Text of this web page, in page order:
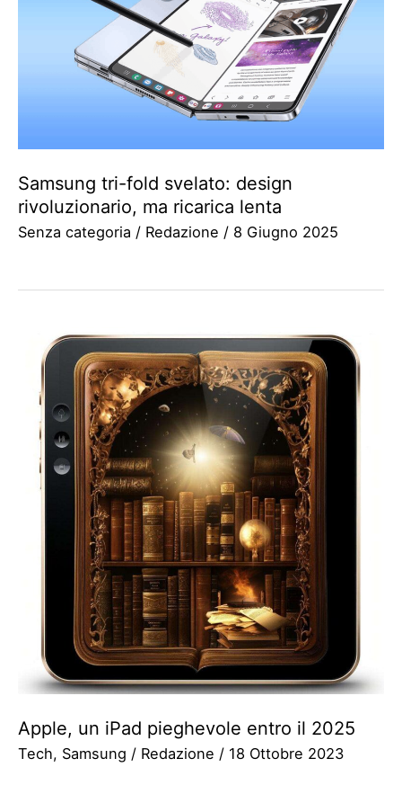
Samsung tri-fold svelato: design
rivoluzionario, ma ricarica lenta
Senza categoria / Redazione / 8 Giugno 2025
Apple, un iPad pieghevole entro il 2025
Tech, Samsung / Redazione / 18 Ottobre 2023